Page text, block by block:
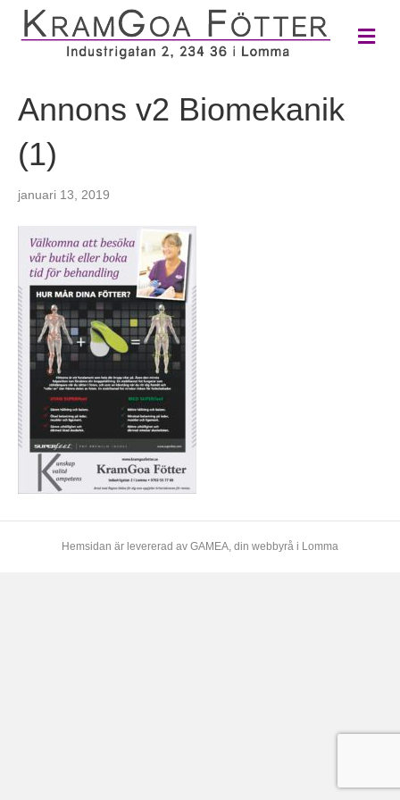
M
e
Annons v2 Biomekanik
(1)
januari 13, 2019
Hemsidan är levererad av GAMEA, din webbyrå i Lomma